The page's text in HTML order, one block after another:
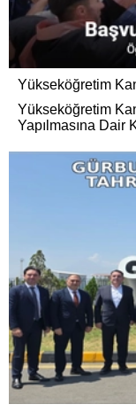
Yükseköğretim
Yükseköğretim
Yapılmasına Dair